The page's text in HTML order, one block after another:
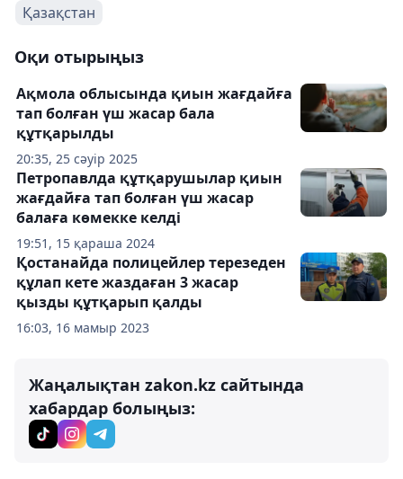
Қазақстан
Оқи отырыңыз
20:35, 25 сәуір 2025
Ақмола облысында қиын жағдайға
тап болған үш жасар бала
құтқарылды
19:51, 15 қараша 2024
Петропавлда құтқарушылар қиын
жағдайға тап болған үш жасар
балаға көмекке келді
16:03, 16 мамыр 2023
Қостанайда полицейлер терезеден
құлап кете жаздаған 3 жасар
қызды құтқарып қалды
Жаңалықтан zakon.kz сайтында
хабардар болыңыз: